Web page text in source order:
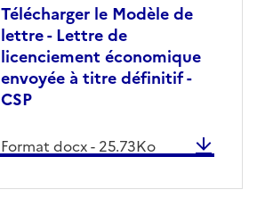
Télécharger le Modèle de
lettre - Lettre de
licenciement économique
envoyée à titre définitif -
CSP
Format docx- 25.73Ko